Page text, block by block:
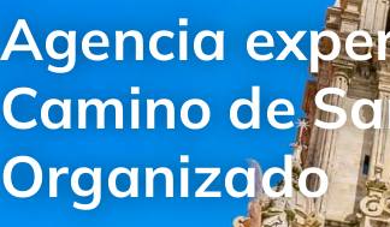
Agencia
Camino de
Organizado